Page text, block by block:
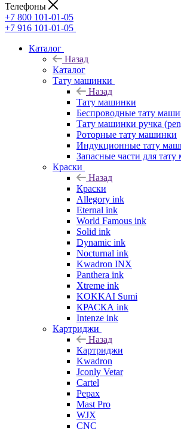
Телефоны
+7 800 101-01-05
+7 916 101-01-05
Каталог
Назад
Каталог
Тату машинки
Назад
Тату машинки
Беспроводные тату
Тату машинки ручка
Роторные тату машинки
Индукционные тату
Запасные части для
Краски
Назад
Краски
Allegory ink
Eternal ink
World Famous ink
Solid ink
Dynamic ink
Nocturnal ink
Kwadron INX
Panthera ink
Xtreme ink
KOKKAI Sumi
КРАСКА ink
Intenze ink
Картриджи
Назад
Картриджи
Kwadron
Jconly Vetar
Cartel
Pepax
Mast Pro
WJX
CNC